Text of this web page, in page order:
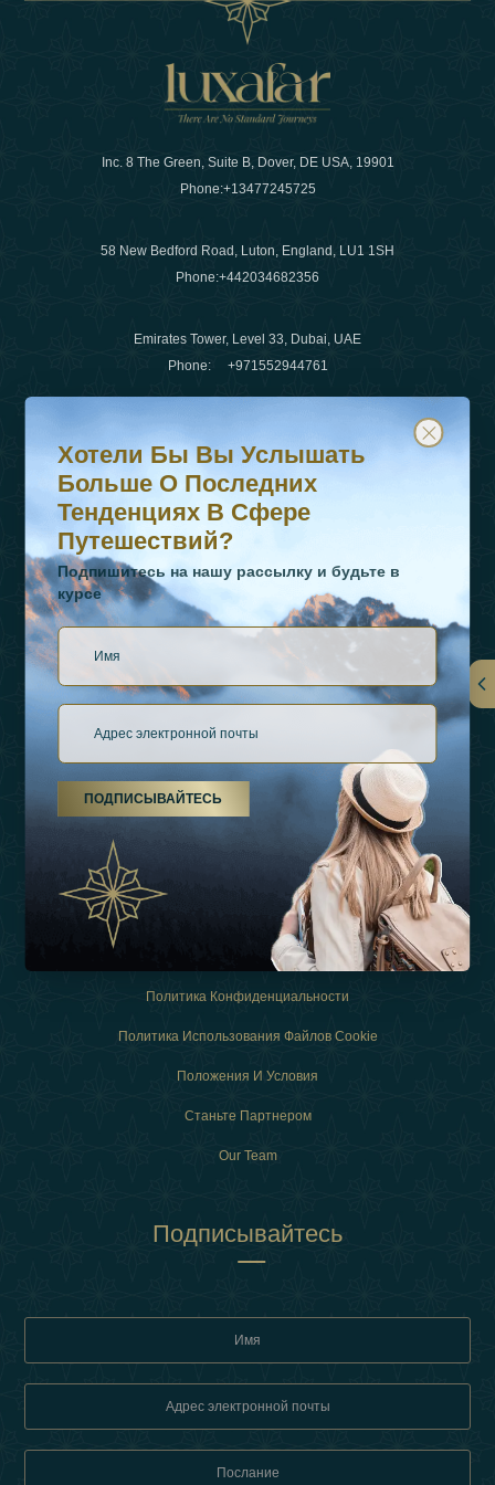
Inc. 8 The Green, Suite B, Dover, DE USA, 19901
Phone:+13477245725
58 New Bedford Road, Luton, England, LU1 1SH
Phone:+442034682356
Emirates Tower, Level 33, Dubai, UAE
Phone: +971552944761
WhatsApp Нет :+442034682356
+971552944761
О Нас
Виды Отдыха
Связаться
Политика Конфиденциальности
Политика Использования Файлов Cookie
Положения И Условия
Станьте Партнером
Our Team
Подписывайтесь
Хотели бы вы услышать больше о последних
Подпишитесь на нашу рассылку и будьте в курсе
Хотели Бы Вы Услышать
Больше О Последних
Тенденциях В Сфере
Путешествий?
Подпишитесь на нашу рассылку и будьте в
курсе
ПОДПИСЫВАЙТЕСЬ